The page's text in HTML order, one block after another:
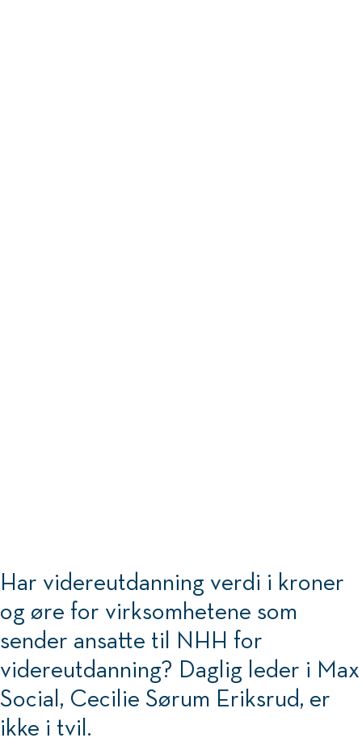
Har videreutdanning verdi i kroner
og øre for virksomhetene som
sender ansatte til NHH for
videreutdanning? Daglig leder i Max
Social, Cecilie Sørum Eriksrud, er
ikke i tvil.